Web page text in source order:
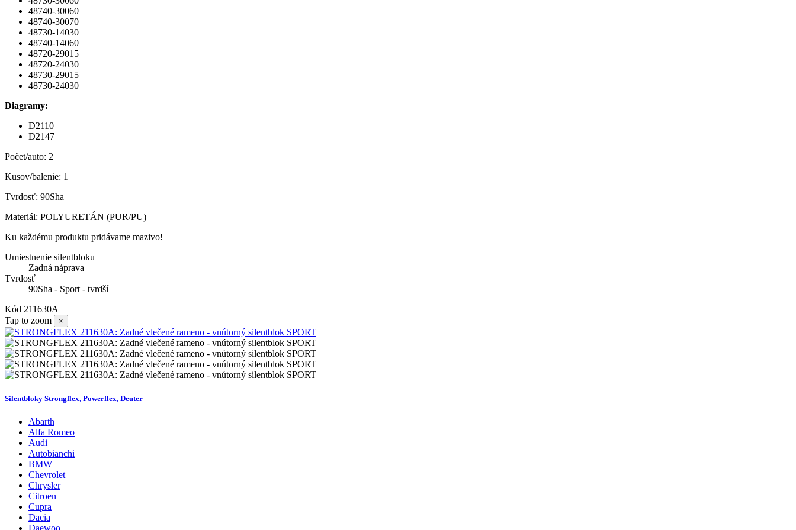
48740-30060
48740-30070
48730-14030
48740-14060
48720-29015
48720-24030
48730-29015
48730-24030
Diagramy:
D2110
D2147
Počet/auto: 2
Kusov/balenie: 1
Tvrdosť: 90Sha
Materiál: POLYURETÁN (PUR/PU)
Ku každému produktu pridávame mazivo!
Umiestnenie silentbloku
Zadná náprava
Tvrdosť
90Sha - Sport - tvrdší
Kód 211630A
Tap to zoom
×
Silentbloky Strongflex, Powerflex, Deuter
Abarth
Alfa Romeo
Audi
Autobianchi
BMW
Chevrolet
Chrysler
Citroen
Cupra
Dacia
Daewoo